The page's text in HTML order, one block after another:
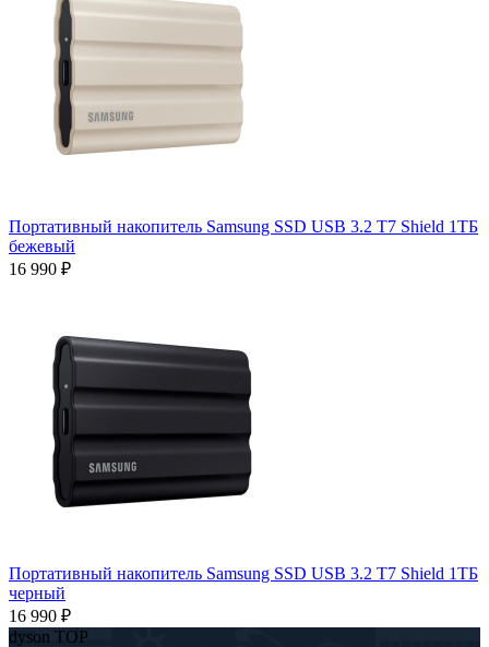
Портативный накопитель Samsung SSD USB 3.2 T7 Shield 1ТБ
бежевый
16 990 ₽
Портативный накопитель Samsung SSD USB 3.2 T7 Shield 1ТБ
черный
16 990 ₽
dyson TOP